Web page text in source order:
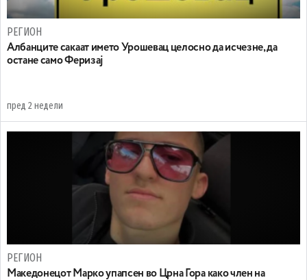
РЕГИОН
Aлбанците сакаат името Урошевац целосно да исчезне, да
остане само Феризај
пред 2 недели
РЕГИОН
Maкедонецот Марко упапсен во Црна Гора како член на